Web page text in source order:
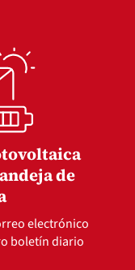
de
electrónico
boletín diario